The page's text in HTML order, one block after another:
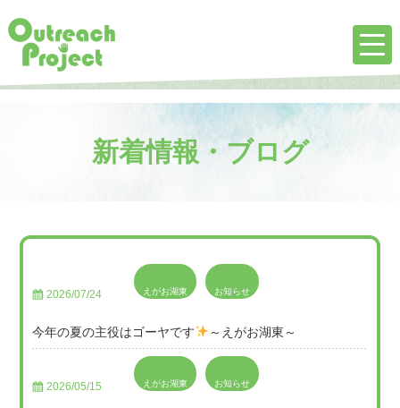
新着情報・ブログ
2026/07/24 えがお湖東 お知らせ
今年の夏の主役はゴーヤです ～えがお湖東～
2026/05/15 えがお湖東 お知らせ